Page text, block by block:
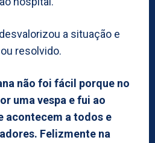
a situação e
resolvido.
não foi fácil porque no
uma vespa e fui ao
acontecem a todos e
Felizmente na